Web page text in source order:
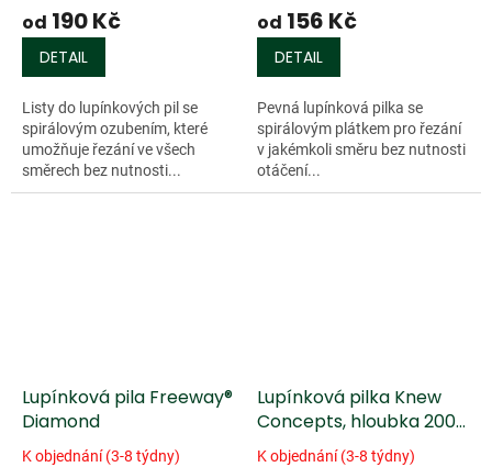
od 190 Kč
DETAIL
Listy do lupínkových pil se
spirálovým ozubením, které
umožňuje řezání ve všech
směrech bez nutnosti...
od 156 Kč
DETAIL
Pevná lupínková pilka se
spirálovým plátkem pro řezání
v jakémkoli směru bez nutnosti
otáčení...
Lupínková pila Freeway®
Diamond
K objednání (3-8 týdny)
Lupínková pilka Knew
Concepts, hloubka 200
mm
K objednání (3-8 týdny)